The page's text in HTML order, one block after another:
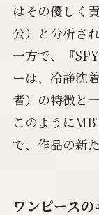
はその優しく
公）と分析さ
一方で、『
ーは、冷静沈
者）の特徴と
このように
で、作品の新
ワンピース